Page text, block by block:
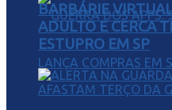
BARBÁRIE
ADULTO E CERCA
ESTUPRO EM SP